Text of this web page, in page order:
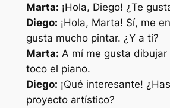
Marta: ¡Hola, Diego! ¿Te
Diego: ¡Hola, Marta! Sí, me
gusta mucho pintar. ¿Y a ti?
Marta: A mí me gusta
toco el piano.
Diego: ¡Qué interesante!
proyecto artístico?